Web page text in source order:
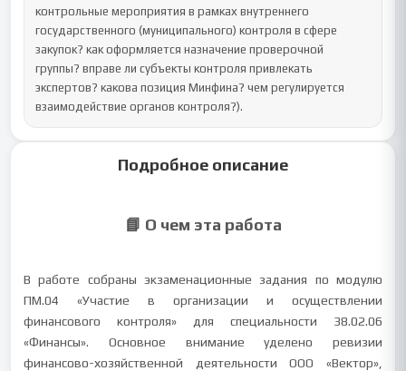
контрольные мероприятия в рамках внутреннего
государственного (муниципального) контроля в сфере
закупок? как оформляется назначение проверочной
группы? вправе ли субъекты контроля привлекать
экспертов? какова позиция Минфина? чем регулируется
взаимодействие органов контроля?).
Подробное описание
📘 О чем эта работа
В работе собраны экзаменационные задания по модулю
ПМ.04 «Участие в организации и осуществлении
финансового контроля» для специальности 38.02.06
«Финансы». Основное внимание уделено ревизии
финансово-хозяйственной деятельности ООО «Вектор»,